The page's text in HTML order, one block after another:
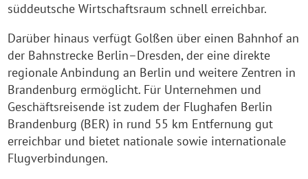
süddeutsche Wirtschaftsraum schnell erreichbar.
Darüber hinaus verfügt Golßen über einen Bahnhof an
der Bahnstrecke Berlin–Dresden, der eine direkte
regionale Anbindung an Berlin und weitere Zentren in
Brandenburg ermöglicht. Für Unternehmen und
Geschäftsreisende ist zudem der Flughafen Berlin
Brandenburg (BER) in rund 55 km Entfernung gut
erreichbar und bietet nationale sowie internationale
Flugverbindungen.